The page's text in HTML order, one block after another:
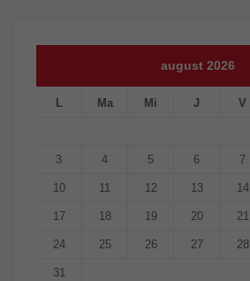
august 2026
L Ma Mi J V
3 4 5 6 7
10 11 12 13 14
17 18 19 20 21
24 25 26 27 28
31